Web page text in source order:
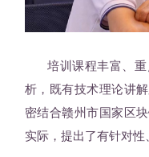
培训课程丰富、
析，既有技术理论讲
密结合赣州市国家区
实际，提出了有针对性